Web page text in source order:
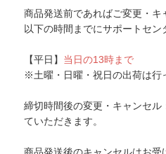
商品発送前であればご変更・キ
以下の時間までにサポートセン
【平日】 当日の13時まで
※土曜・日曜・祝日の出荷は行
締切時間後の変更・キャンセ
ていただきます。